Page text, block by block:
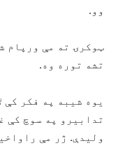
وو.
ټوکرۍ ته مې ورپام
تشه توره وه.
یوه شیبه په فکر کې
تدابیرو په سوچ کې
ولیدې. ژر مې